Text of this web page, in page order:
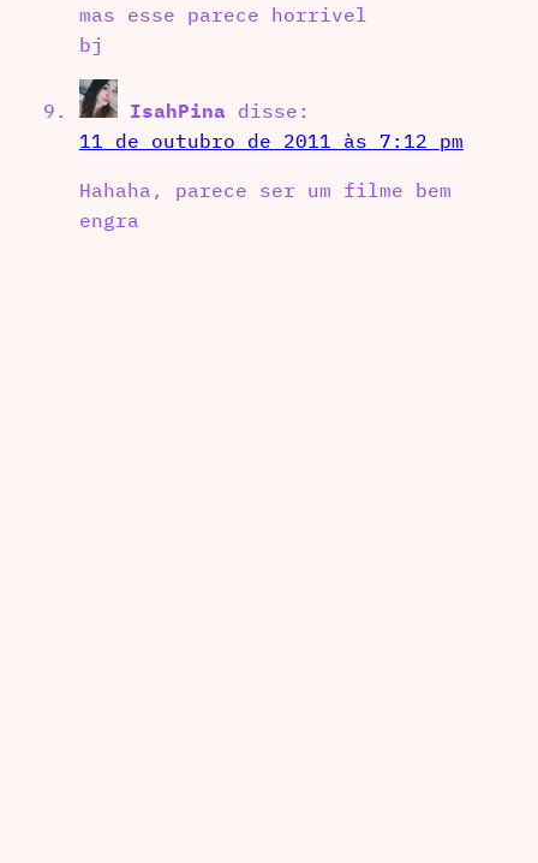
mas esse parece horrivel
bj
IsahPina disse:
11 de outubro de 2011 às 7:12 pm
Hahaha, parece ser um filme bem
engra